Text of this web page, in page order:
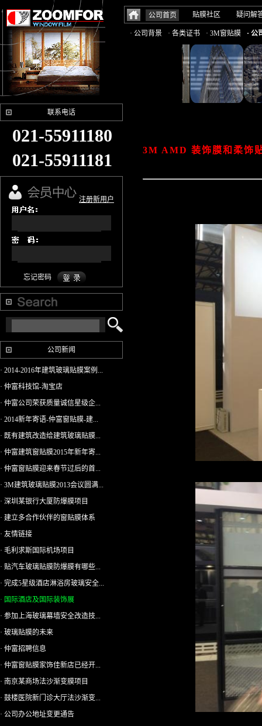
公司首页 贴膜社区 疑问解
· 公司背景 · 各类证书 · 3M窗贴膜 · 公
联系电话
021-55911180
021-55911181
注册新用户
忘记密码
公司新闻
· 2014-2016年建筑玻璃贴膜案例...
· 仲富科技馆-淘宝店
· 仲富公司荣获质量诚信星级企...
· 2014新年寄语-仲富窗贴膜-建...
· 既有建筑改造给建筑玻璃贴膜...
· 仲富建筑窗贴膜2015年新年寄...
· 仲富窗贴膜迎来春节过后的首...
· 3M建筑玻璃贴膜2013会议圆满...
· 深圳某银行大厦防爆膜项目
· 建立多合作伙伴的窗贴膜体系
· 友情链接
· 毛利求斯国际机场项目
· 贴汽车玻璃贴膜防爆膜有哪些...
· 完成5星级酒店淋浴房玻璃安全...
· 国际酒店及国际装饰展
· 参加上海玻璃幕墙安全改造技...
· 玻璃贴膜的未来
· 仲富招聘信息
· 仲富窗贴膜家饰佳新店已经开...
· 南京某商场法沙渐变膜项目
· 鼓楼医院新门诊大厅法沙渐变...
· 公司办公地址变更通告
3M AMD 装饰膜和柔饰